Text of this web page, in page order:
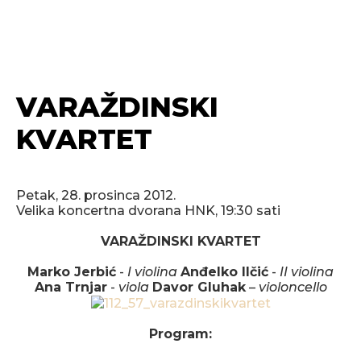
VARAŽDINSKI
KVARTET
Petak, 28. prosinca 2012.
Velika koncertna dvorana HNK, 19:30 sati
VARAŽDINSKI KVARTET
Marko Jerbić - I violina Anđelko Ilčić - II violina
Ana Trnjar- viola Davor Gluhak– violoncello
Program: